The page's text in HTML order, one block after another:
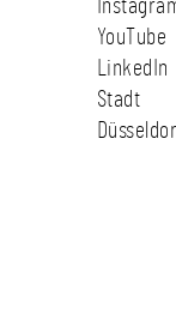
YouTube
LinkedIn
Stadt